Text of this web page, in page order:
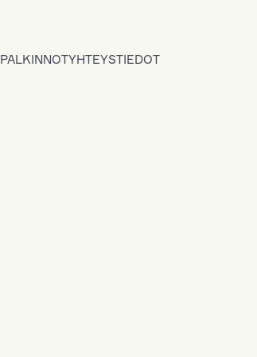
PALKINNOTYHTEYSTIEDOT